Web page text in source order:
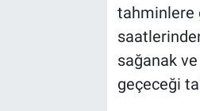
tahminlere
sağanak
geçeceği